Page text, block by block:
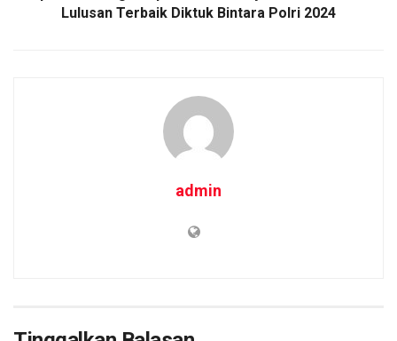
Lulusan Terbaik Diktuk Bintara Polri 2024
admin